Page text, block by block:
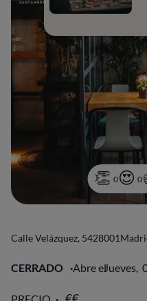
0 0
Calle Velázquez, 5428001
CERRADO Abre elJueves,